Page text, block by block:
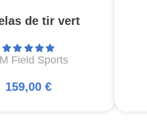
de tir vert
Field Sports
159,00 €